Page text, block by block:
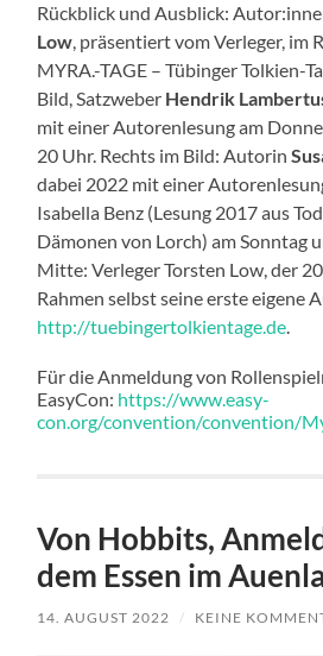
Rückblick und Ausblick:
Low, präsentiert vom Verleger, im
MYRA.-TAGE – Tübinger Tolkien-
Bild, Satzweber Hendrik
mit einer Autorenlesung am
20 Uhr. Rechts im Bild: Autorin
dabei 2022 mit einer
Isabella Benz (Lesung 2017 aus
Dämonen von Lorch) am Sonntag
Mitte: Verleger Torsten Low, der
Rahmen selbst seine erste eigene
http://tuebingertolkientage.de.
Für die Anmeldung von
EasyCon: https://www.easy-
con.org/convention/convention/
Von Hobbits,
dem Essen im
14. AUGUST 2022 / KEINE